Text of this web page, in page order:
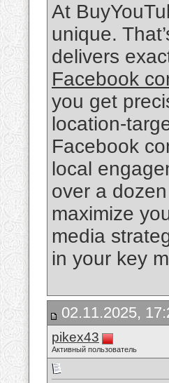
At
unique.
delivers
Facebook
you get
location-
Facebook
local
over a
maximize
media
in your key
02.11.2025,
pikex43
Активный пользователь